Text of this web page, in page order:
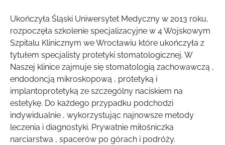
Ukończyła Śląski Uniwersytet Medyczny w 2013 roku,
rozpoczęła szkolenie specjalizacyjne w 4 Wojskowym
Szpitalu Klinicznym we Wrocławiu które ukończyła z
tytułem specjalisty protetyki stomatologicznej. W
Naszej klinice zajmuje się stomatologią zachowawczą ,
endodoncją mikroskopową , protetyką i
implantoprotetyką ze szczególny naciskiem na
estetykę. Do każdego przypadku podchodzi
indywidualnie , wykorzystując najnowsze metody
leczenia i diagnostyki. Prywatnie miłośniczka
narciarstwa , spacerów po górach i podróży.